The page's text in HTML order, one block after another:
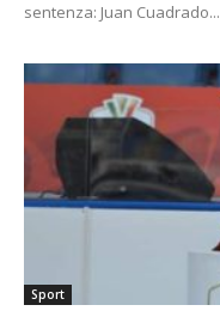
sentenza: Juan Cuadrado...
Sport